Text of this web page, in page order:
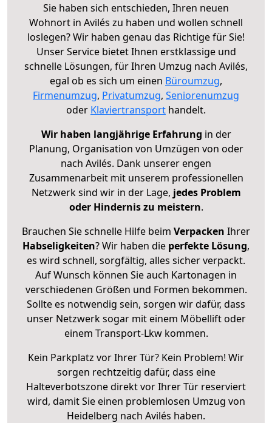
Sie haben sich entschieden, Ihren neuen
Wohnort in Avilés zu haben und wollen schnell
loslegen? Wir haben genau das Richtige für Sie!
Unser Service bietet Ihnen erstklassige und
schnelle Lösungen, für Ihren Umzug nach Avilés,
egal ob es sich um einen Büroumzug,
Firmenumzug, Privatumzug, Seniorenumzug
oder Klaviertransport handelt.
Wir haben langjährige Erfahrung in der
Planung, Organisation von Umzügen von oder
nach Avilés. Dank unserer engen
Zusammenarbeit mit unserem professionellen
Netzwerk sind wir in der Lage, jedes Problem
oder Hindernis zu meistern.
Brauchen Sie schnelle Hilfe beim Verpacken Ihrer
Habseligkeiten? Wir haben die perfekte Lösung,
es wird schnell, sorgfältig, alles sicher verpackt.
Auf Wunsch können Sie auch Kartonagen in
verschiedenen Größen und Formen bekommen.
Sollte es notwendig sein, sorgen wir dafür, dass
unser Netzwerk sogar mit einem Möbellift oder
einem Transport-Lkw kommen.
Kein Parkplatz vor Ihrer Tür? Kein Problem! Wir
sorgen rechtzeitig dafür, dass eine
Halteverbotszone direkt vor Ihrer Tür reserviert
wird, damit Sie einen problemlosen Umzug von
Heidelberg nach Avilés haben.